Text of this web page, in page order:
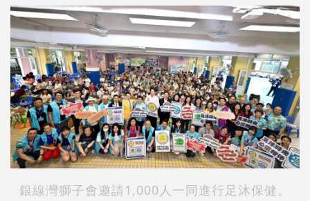
銀線灣獅子會邀請1,000人一同進行足沐保健。